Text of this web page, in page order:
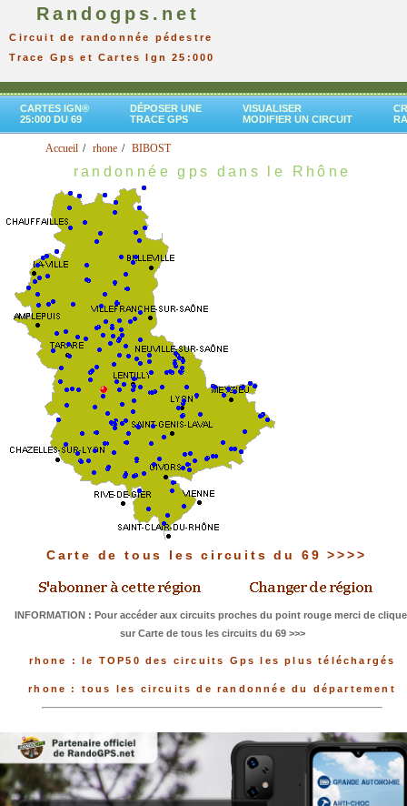
Randogps.net
Circuit de randonnée pédestre
Trace Gps et Cartes Ign 25:000
CARTES IGN®
25:000 DU 69
DÉPOSER UNE
TRACE GPS
VISUALISER
MODIFIER UN CIRCUIT
Accueil rhone BIBOST
randonnée gps dans le Rhône
Carte de tous les circuits du 69 >>>>
INFORMATION : Pour accéder aux circuits proches du point rouge merci de
sur Carte de tous les circuits du 69 >>>
rhone : le TOP50 des circuits Gps les plus téléchargés
rhone : tous les circuits de randonnée du département